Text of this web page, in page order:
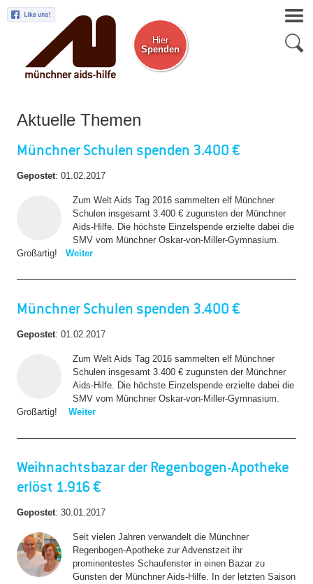
Hier
Spenden
Aktuelle Themen
Münchner Schulen spenden 3.400 €
Gepostet: 01.02.2017
Zum Welt Aids Tag 2016 sammelten elf Münchner
Schulen insgesamt 3.400 € zugunsten der Münchner
Aids-Hilfe. Die höchste Einzelspende erzielte dabei die
SMV vom Münchner Oskar-von-Miller-Gymnasium.
Großartig!
Weiter
Münchner Schulen spenden 3.400 €
Gepostet: 01.02.2017
Zum Welt Aids Tag 2016 sammelten elf Münchner
Schulen insgesamt 3.400 € zugunsten der Münchner
Aids-Hilfe. Die höchste Einzelspende erzielte dabei die
SMV vom Münchner Oskar-von-Miller-Gymnasium.
Großartig!
Weiter
Weihnachtsbazar der Regenbogen-Apotheke
erlöst 1.916 €
Gepostet: 30.01.2017
Seit vielen Jahren verwandelt die Münchner
Regenbogen-Apotheke zur Advenstzeit ihr
prominentestes Schaufenster in einen Bazar zu
Gunsten der Münchner Aids-Hilfe. In der letzten Saison